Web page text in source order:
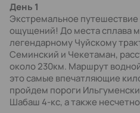
День 1
Экстремальное
ощущений! До места сплава
легендарному Чуйскому
Семинский и Чекетаман,
около 230км. Маршрут
это самые впечатляющие
пройдем пороги
Шабаш 4-кс, а также